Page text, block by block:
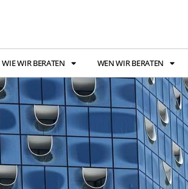
WIE WIR BERATEN WEN WIR BERATEN